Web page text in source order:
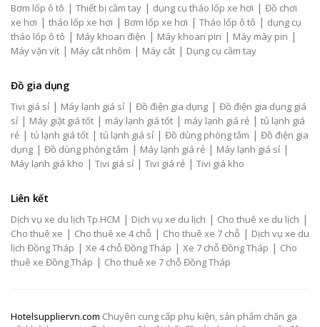
Bơm lốp ô tô | Thiết bị cầm tay | dụng cụ tháo lốp xe hơi | Đồ chơi
xe hơi | tháo lốp xe hơi | Bơm lốp xe hơi | Tháo lốp ô tô | dụng cụ
tháo lốp ô tô | Máy khoan điện | Máy khoan pin | Máy mày pin |
Máy vặn vít | Máy cắt nhôm | Máy cắt | Dụng cụ cầm tay
Đồ gia dụng
Tivi giá sỉ | Máy lạnh giá sỉ | Đồ điện gia dụng | Đồ điện gia dụng giá
sỉ | Máy giặt giá tốt | máy lạnh giá tốt | máy lạnh giá rẻ | tủ lạnh giá
rẻ | tủ lạnh giá tốt | tủ lạnh giá sỉ | Đồ dùng phòng tắm | Đồ điện gia
dụng | Đồ dùng phòng tắm | Máy lạnh giá rẻ | Máy lạnh giá sỉ |
Máy lạnh giá kho | Tivi giá sỉ | Tivi giá rẻ | Tivi giá kho
Liên kết
Dịch vụ xe du lịch Tp.HCM | Dịch vụ xe du lịch | Cho thuê xe du lịch |
Cho thuê xe | Cho thuê xe 4 chỗ | Cho thuê xe 7 chỗ | Dịch vụ xe du
lịch Đồng Tháp | Xe 4 chỗ Đồng Tháp | Xe 7 chỗ Đồng Tháp | Cho
thuê xe Đồng Tháp | Cho thuê xe 7 chỗ Đồng Tháp
Hotelsuppliervn.com Chuyên cung cấp phụ kiện, sản phẩm chăn ga